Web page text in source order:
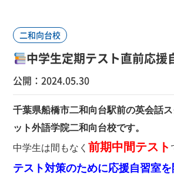
二和向台校
中学生定期テスト直前応援
公開：2024.05.30
千葉県船橋市二和向台駅前の英会話
ット外語学院二和向台校です。
中学生は間もなく前期中間テスト
テスト対策のために応援自習室を